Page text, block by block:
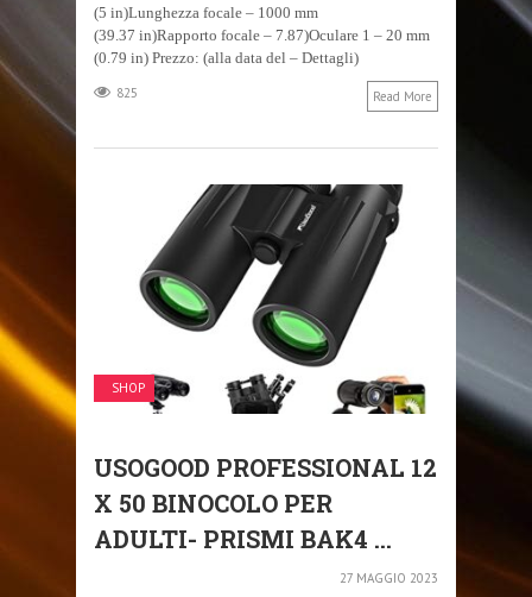
(5 in)Lunghezza focale – 1000 mm
(39.37 in)Rapporto focale – 7.87)Oculare 1 – 20 mm
(0.79 in) Prezzo: (alla data del – Dettagli)
825 Read More
SHOP
USOGOOD PROFESSIONAL 12
X 50 BINOCOLO PER
ADULTI- PRISMI BAK4 ...
27 MAGGIO 2023